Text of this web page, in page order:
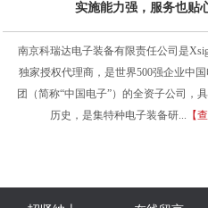
实施能力强，服务也贴
南京科瑞达电子装备有限责任公司是
独家授权代理商，是世界500强企业中
团（简称“中国电子”）的全资子公司，
历史，是集特种电子装备研... 【